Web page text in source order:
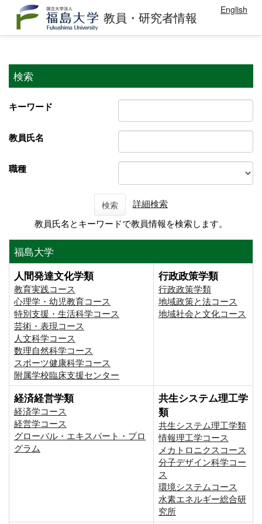
教員・研究者情報 English
検索
キーワード
教員氏名
職種
検索
詳細検索
教員氏名とキーワードで教員情報を検索します。
福島大学
人間発達文化学類
教育実践コース
心理学・幼児教育コース
特別支援・生活科学コース
芸術・表現コース
人文科学コース
数理自然科学コース
スポーツ健康科学コース
附属学校臨床支援センター
行政政策学類
行政政策学類
地域政策と法コース
地域社会と文化コース
経済経営学類
経済学コース
経営学コース
グローバル・エキスパート・プロ
グラム
共生システム理工学
類
共生システム理工学類
情報理工学コース
メカトロニクスコース
分子デザイン科学コー
ス
環境システムコース
⽔素エネルギー総合研
究所